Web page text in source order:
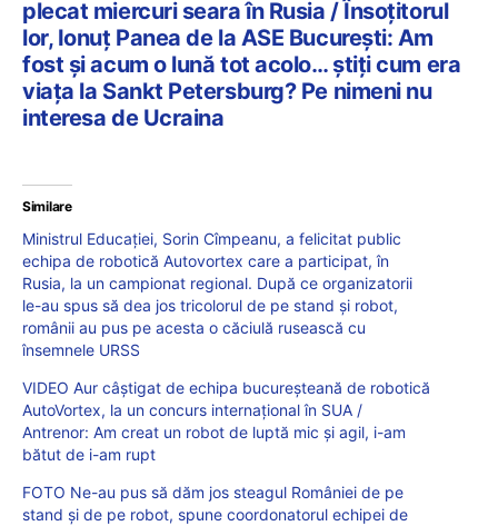
plecat miercuri seara în Rusia / Însoțitorul
lor, Ionuț Panea de la ASE București: Am
fost și acum o lună tot acolo… știți cum era
viața la Sankt Petersburg? Pe nimeni nu
interesa de Ucraina
Similare
Ministrul Educației, Sorin Cîmpeanu, a felicitat public
echipa de robotică Autovortex care a participat, în
Rusia, la un campionat regional. După ce organizatorii
le-au spus să dea jos tricolorul de pe stand și robot,
românii au pus pe acesta o căciulă rusească cu
însemnele URSS
VIDEO Aur câștigat de echipa bucureșteană de robotică
AutoVortex, la un concurs internațional în SUA /
Antrenor: Am creat un robot de luptă mic şi agil, i-am
bătut de i-am rupt
FOTO Ne-au pus să dăm jos steagul României de pe
stand și de pe robot, spune coordonatorul echipei de